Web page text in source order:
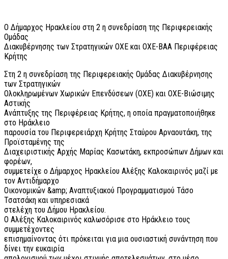
Ο Δήμαρχος Ηρακλείου στη 2 η συνεδρίαση της Περιφερειακής
Ομάδας
Διακυβέρνησης των Στρατηγικών ΟΧΕ και ΟΧΕ-ΒΑΑ Περιφέρειας
Κρήτης
Στη 2 η συνεδρίαση της Περιφερειακής Ομάδας Διακυβέρνησης
των Στρατηγικών
Ολοκληρωμένων Χωρικών Επενδύσεων (ΟΧΕ) και ΟΧΕ-Βιώσιμης
Αστικής
Ανάπτυξης της Περιφέρειας Κρήτης, η οποία πραγματοποιήθηκε
στο Ηράκλειο
παρουσία του Περιφερειάρχη Κρήτης Σταύρου Αρναουτάκη, της
Προϊσταμένης της
Διαχειριστικής Αρχής Μαρίας Κασωτάκη, εκπροσώπων Δήμων και
φορέων,
συμμετείχε ο Δήμαρχος Ηρακλείου Αλέξης Καλοκαιρινός μαζί με
τον Αντιδήμαρχο
Οικονομικών &amp; Αναπτυξιακού Προγραμματισμού Τάσο
Τσατσάκη και υπηρεσιακά
στελέχη του Δήμου Ηρακλείου.
Ο Αλέξης Καλοκαιρινός καλωσόρισε στο Ηράκλειο τους
συμμετέχοντες
επισημαίνοντας ότι πρόκειται για μια ουσιαστική συνάντηση που
δίνει την ευκαιρία